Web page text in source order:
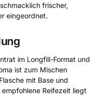
frischer,
eingeordnet.
im Longfill-Format und
ist zum Mischen
mit Base und
Reifezeit liegt